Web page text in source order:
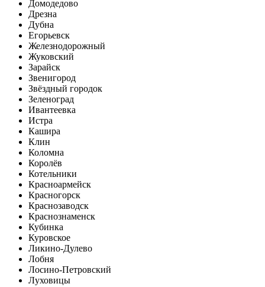
Домодедово
Дрезна
Дубна
Егорьевск
Железнодорожный
Жуковский
Зарайск
Звенигород
Звёздный городок
Зеленоград
Ивантеевка
Истра
Кашира
Клин
Коломна
Королёв
Котельники
Красноармейск
Красногорск
Краснозаводск
Краснознаменск
Кубинка
Куровское
Ликино-Дулево
Лобня
Лосино-Петровский
Луховицы